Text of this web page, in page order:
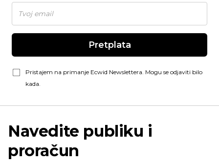
Pretplata
Pristajem na primanje Ecwid Newslettera. Mogu se odjaviti bilo
kada.
Navedite publiku i
proračun